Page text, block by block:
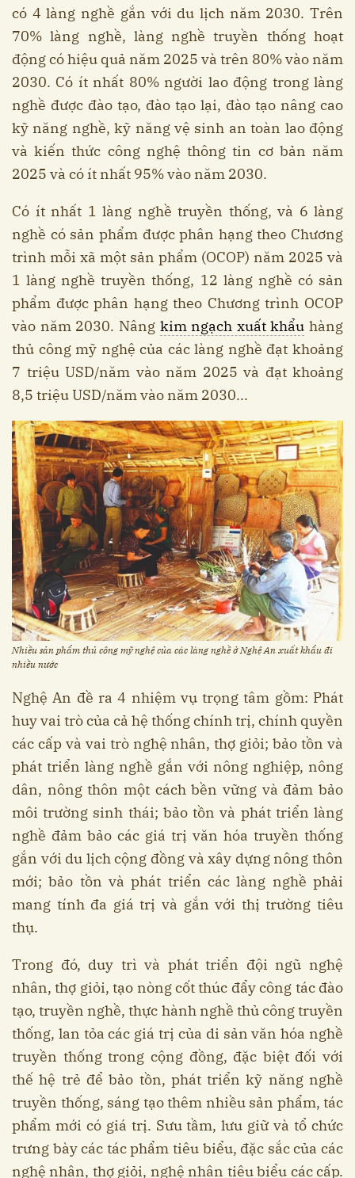
có 4 làng nghề gắn với du lịch năm 2030. Trên
70% làng nghề, làng nghề truyền thống hoạt
động có hiệu quả năm 2025 và trên 80% vào năm
2030. Có ít nhất 80% người lao động trong làng
nghề được đào tạo, đào tạo lại, đào tạo nâng cao
kỹ năng nghề, kỹ năng vệ sinh an toàn lao động
và kiến thức công nghệ thông tin cơ bản năm
2025 và có ít nhất 95% vào năm 2030.
Có ít nhất 1 làng nghề truyền thống, và 6 làng
nghề có sản phẩm được phân hạng theo Chương
trình mỗi xã một sản phẩm (OCOP) năm 2025 và
1 làng nghề truyền thống, 12 làng nghề có sản
phẩm được phân hạng theo Chương trình OCOP
vào năm 2030. Nâng kim ngạch xuất khẩu hàng
thủ công mỹ nghệ của các làng nghề đạt khoảng
7 triệu USD/năm vào năm 2025 và đạt khoảng
8,5 triệu USD/năm vào năm 2030...
Nhiều sản phẩm thủ công mỹ nghệ của các làng nghề ở Nghệ An xuất khẩu đi
nhiều nước
Nghệ An đề ra 4 nhiệm vụ trọng tâm gồm: Phát
huy vai trò của cả hệ thống chính trị, chính quyền
các cấp và vai trò nghệ nhân, thợ giỏi; bảo tồn và
phát triển làng nghề gắn với nông nghiệp, nông
dân, nông thôn một cách bền vững và đảm bảo
môi trường sinh thái; bảo tồn và phát triển làng
nghề đảm bảo các giá trị văn hóa truyền thống
gắn với du lịch cộng đồng và xây dựng nông thôn
mới; bảo tồn và phát triển các làng nghề phải
mang tính đa giá trị và gắn với thị trường tiêu
thụ.
Trong đó, duy trì và phát triển đội ngũ nghệ
nhân, thợ giỏi, tạo nòng cốt thúc đẩy công tác đào
tạo, truyền nghề, thực hành nghề thủ công truyền
thống, lan tỏa các giá trị của di sản văn hóa nghề
truyền thống trong cộng đồng, đặc biệt đối với
thế hệ trẻ để bảo tồn, phát triển kỹ năng nghề
truyền thống, sáng tạo thêm nhiều sản phẩm, tác
phẩm mới có giá trị. Sưu tầm, lưu giữ và tổ chức
trưng bày các tác phẩm tiêu biểu, đặc sắc của các
nghệ nhân, thợ giỏi, nghệ nhân tiêu biểu các cấp.